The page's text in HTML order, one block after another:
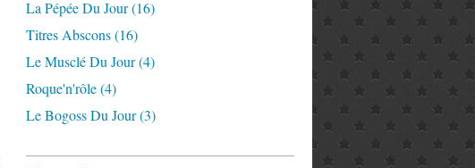
La Pépée Du Jour(16)
Titres Abscons(16)
Le Musclé Du Jour(4)
Roque'n'rôle(4)
Le Bogoss Du Jour(3)